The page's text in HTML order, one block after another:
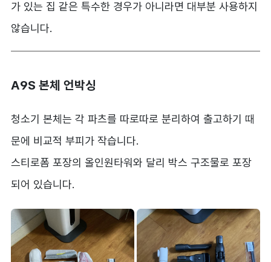
가 있는 집 같은 특수한 경우가 아니라면 대부분 사용하지
않습니다.
A9S 본체 언박싱
청소기 본체는 각 파츠를 따로따로 분리하여 출고하기 때
문에 비교적 부피가 작습니다.
스티로폼 포장의 올인원타워와 달리 박스 구조물로 포장
되어 있습니다.